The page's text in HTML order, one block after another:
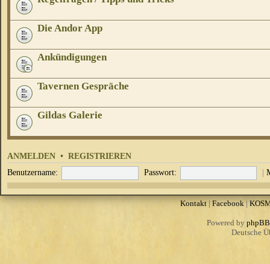
Die Andor App
Ankündigungen
Tavernen Gespräche
Gildas Galerie
ANMELDEN • REGISTRIEREN
Benutzername: Passwort: |
Kontakt| Facebook|
Powered by phpBB
Deutsche